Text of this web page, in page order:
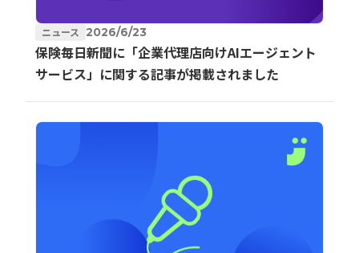
ニュース 2026/6/23
保険毎日新聞に「企業代理店向けAIエージェント
サービス」に関する記事が掲載されました